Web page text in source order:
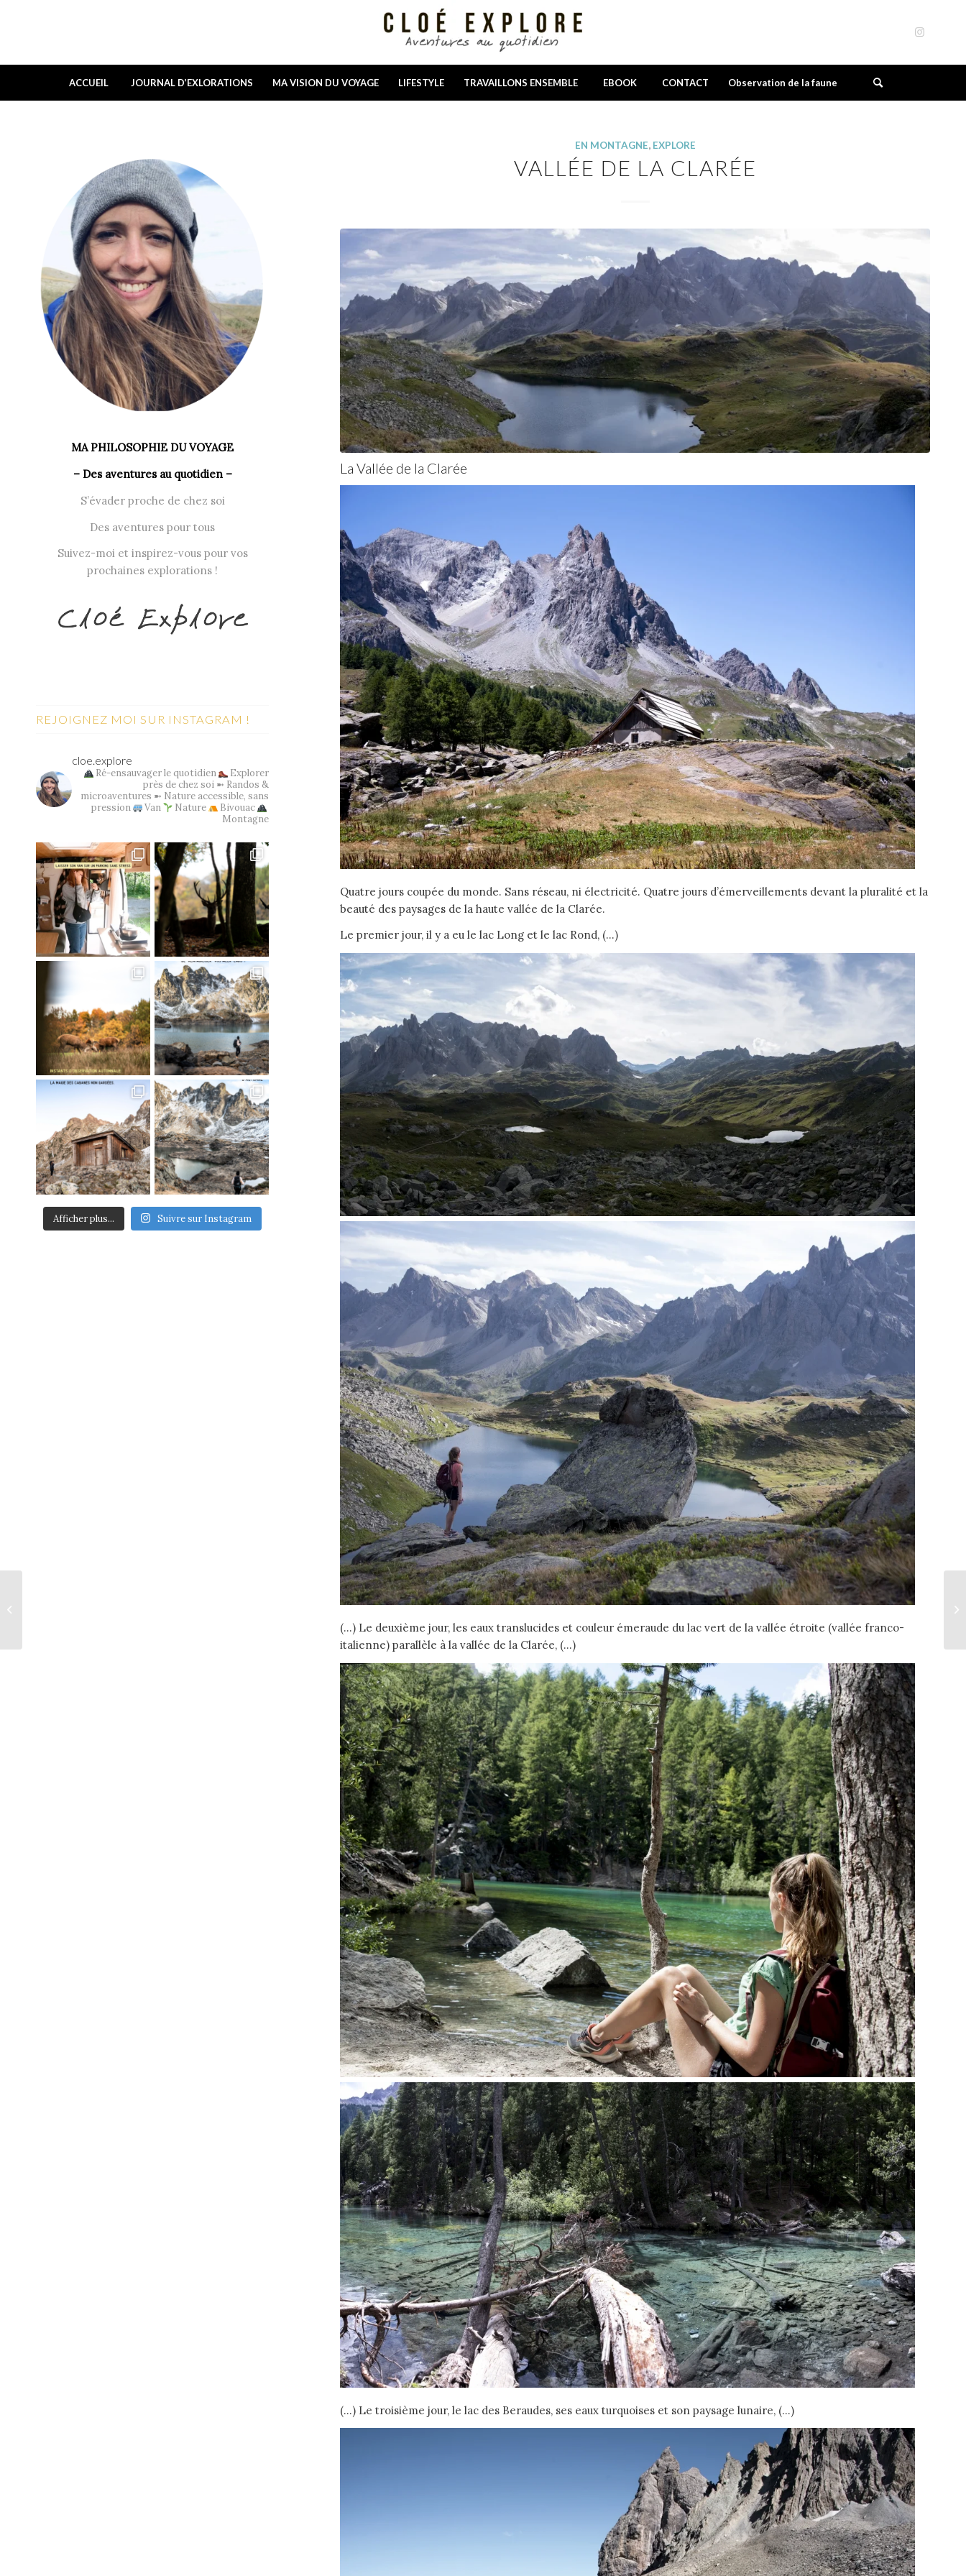
ACCUEIL JOURNAL D’EXLORATIONS MA VISION DU VOYAGE LIFESTYLE TRAVAILLONS ENSEMBLE EBOOK CONTACT Observation de la faune
EN MONTAGNE, EXPLORE
VALLÉE DE LA CLARÉE
La Vallée de la Clarée
Quatre jours coupée du monde. Sans réseau, ni électricité. Quatre jours d’émerveillements devant la pluralité et la
beauté des paysages de la haute vallée de la Clarée.
Le premier jour, il y a eu le lac Long et le lac Rond, (…)
(…) Le deuxième jour, les eaux translucides et couleur émeraude du lac vert de la vallée étroite (vallée franco-
italienne) parallèle à la vallée de la Clarée, (…)
(…) Le troisième jour, le lac des Beraudes, ses eaux turquoises et son paysage lunaire, (…)
MA PHILOSOPHIE DU VOYAGE
– Des aventures au quotidien –
S’évader proche de chez soi
Des aventures pour tous
Suivez-moi et inspirez-vous pour vos
prochaines explorations !
REJOIGNEZ MOI SUR INSTAGRAM !
cloe.explore
Ré-ensauvager le quotidien
Explorer
près de chez soi ➼ Randos &
microaventures ➼ Nature accessible, sans
pression
Van Nature
Bivouac
Montagne
Afficher plus... Suivre sur Instagram